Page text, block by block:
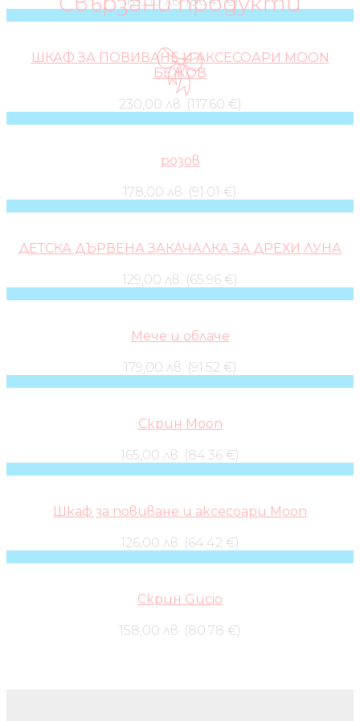
ШКАФ ЗА ПОВИВАНЕ И АКСЕСОАРИ MOON
БЕЖОВ
230,00 лв. (117.60 €)
розов
178,00 лв. (91.01 €)
ДЕТСКА ДЪРВЕНА ЗАКАЧАЛКА ЗА ДРЕХИ ЛУНА
129,00 лв. (65.96 €)
Мече и облаче
179,00 лв. (91.52 €)
Скрин Moon
165,00 лв. (84.36 €)
Шкаф за повиване и аксесоари Moon
126,00 лв. (64.42 €)
Скрин Gucio
158,00 лв. (80.78 €)